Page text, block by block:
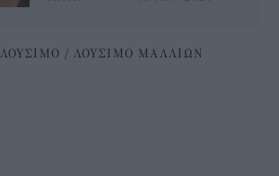
ΛΟΥΣΙΜΟ / ΛΟΥΣΙΜΟ ΜΑΛΛΙΩΝ